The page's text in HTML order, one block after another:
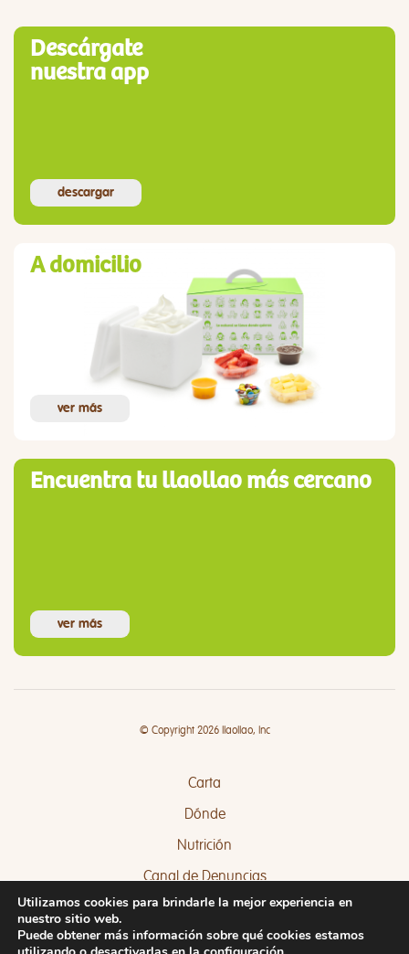
Descárgate
nuestra app
descargar
A domicilio
ver más
Encuentra tu llaollao más cercano
ver más
© Copyright 2026 llaollao, Inc
Carta
Dónde
Nutrición
Canal de Denuncias
Quejas y Sugerencias
Utilizamos cookies para brindarle la mejor experiencia en
nuestro sitio web.
Puede obtener más información sobre qué cookies estamos